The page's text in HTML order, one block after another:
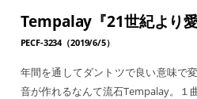
Tempalay『21世紀より愛
PECF-3234（2019/6/5）
年間を通してダントツで良い意味で
音が作れるなんて流石Tempalay。１